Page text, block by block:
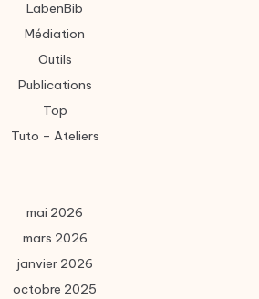
LabenBib
Médiation
Outils
Publications
Top
Tuto – Ateliers
mai 2026
mars 2026
janvier 2026
octobre 2025